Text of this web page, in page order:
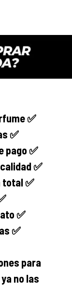
✅
✅
pago ✅
✅
✅
✅
✅
para
no las